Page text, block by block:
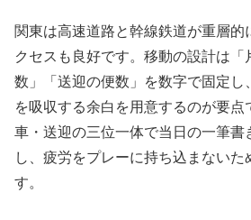
関東は高速道路と幹線鉄道が重層的
クセスも良好です。移動の設計は「
数」「送迎の便数」を数字で固定し
を吸収する余白を用意するのが要点
車・送迎の三位一体で当日の一筆書
し、疲労をプレーに持ち込まないた
す。